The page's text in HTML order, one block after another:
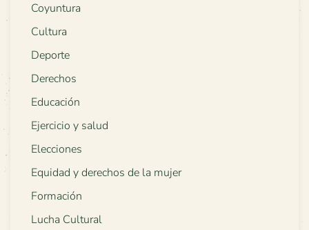
Coyuntura
Cultura
Deporte
Derechos
Educación
Ejercicio y salud
Elecciones
Equidad y derechos de la mujer
Formación
Lucha Cultural